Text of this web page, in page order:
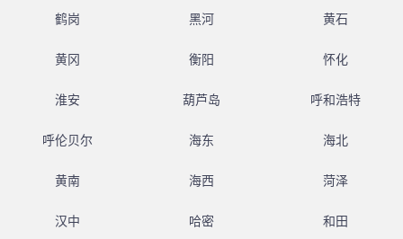
鹤岗 黑河 黄石
黄冈 衡阳 怀化
淮安 葫芦岛 呼和浩特
呼伦贝尔 海东 海北
黄南 海西 菏泽
汉中 哈密 和田